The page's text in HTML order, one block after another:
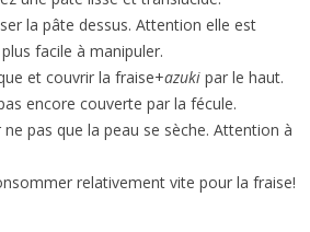
la pâte dessus. Attention elle est
facile à manipuler.
et couvrir la fraise+azuki par le haut.
encore couverte par la fécule.
pas que la peau se sèche. Attention à
relativement vite pour la fraise!